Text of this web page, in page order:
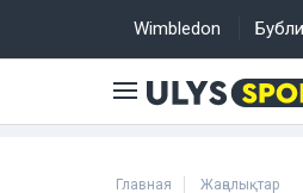
Wimbledon
Главная Жаңалықтар